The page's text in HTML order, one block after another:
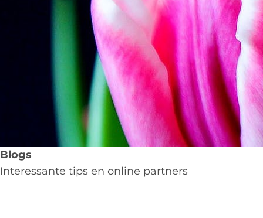
Blogs
Interessante tips en online partners